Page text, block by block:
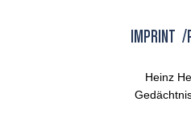
IMPRINT /
Heinz